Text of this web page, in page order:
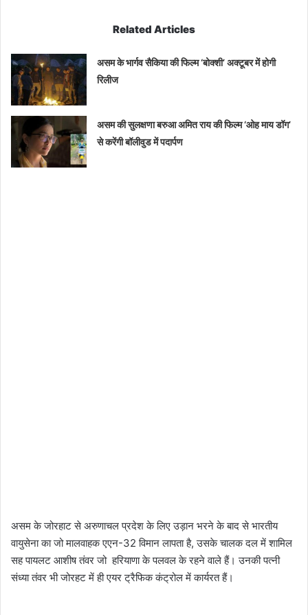
Related Articles
असम के भार्गव सैकिया की फिल्म ‘बोक्शी’ अक्टूबर में होगी
रिलीज
असम की सुलक्षणा बरुआ अमित राय की फिल्म ‘ओह माय डॉग’
से करेंगी बॉलीवुड में पदार्पण
असम के जोरहाट से अरुणाचल प्रदेश के लिए उड़ान भरने के बाद से भारतीय
वायुसेना का जो मालवाहक एएन-32 विमान लापता है, उसके चालक दल में शामिल
सह पायलट आशीष तंवर जो हरियाणा के पलवल के रहने वाले हैं। उनकी पत्नी
संध्या तंवर भी जोरहट में ही एयर ट्रैफिक कंट्रोल में कार्यरत हैं।